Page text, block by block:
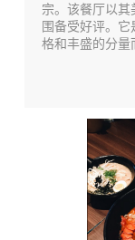
宗。 该餐厅以其
围备受好评。
格和丰盛的分量